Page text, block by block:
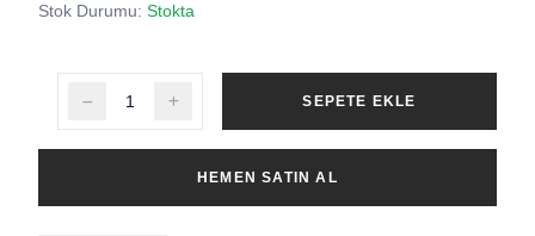
Stok Durumu: Stokta
SEPETE EKLE
HEMEN SATIN AL